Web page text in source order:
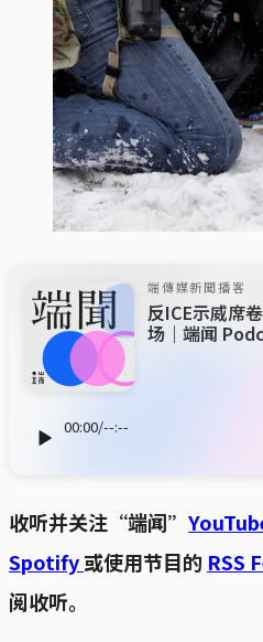
端傳媒新聞播客
反ICE示威席
场｜端闻
00:00/--:--
收听并关注“端闻”
Spotify或使用节目的 RSS
阅收听。